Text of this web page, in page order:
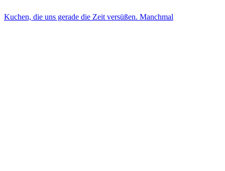
Kuchen, die uns gerade die Zeit versüßen. Manchmal